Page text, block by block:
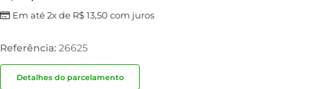
Em até 2x de R$13,50 com juros
Referência:26625
Detalhes do parcelamento